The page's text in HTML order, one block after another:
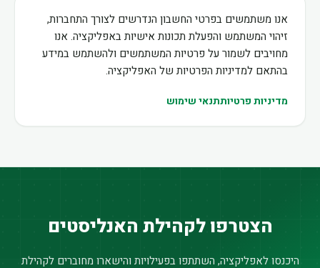
אנו משתמשים בפרטי החשבון הנדרשים לצורך התחברות,
זיהוי המשתמש והפעלת תכונות אישיות באפליקציה. אנו
מחויבים לשמור על פרטיות המשתמשים ולהשתמש במידע
בהתאם למדיניות הפרטיות של האפליקציה.
מדיניות פרטיותתנאי שימוש
הצטרפו לקהילת האנליסטים
היכנסו לאפליקציה, השתתפו בפעילויות והישארו מחוברים לקהילת